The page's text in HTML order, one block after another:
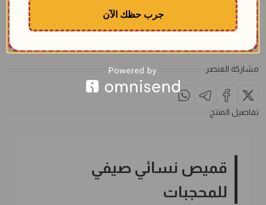
الوصف
قميص طويل للمحجبات: ♢ مصنوع من خامة القطن ♢ يتميز بتطريز فني يزين منطقة
الصدر ♢ قصة أوفر سايز مريحة ♢ قميص رمادي نسائي يمنحك إطلالة راقية ومريحة
45.33
$
مشاركة العنصر
تفاصيل المنتج
قميص نسائي صيفي
للمحجبات
جرب حظك الآن